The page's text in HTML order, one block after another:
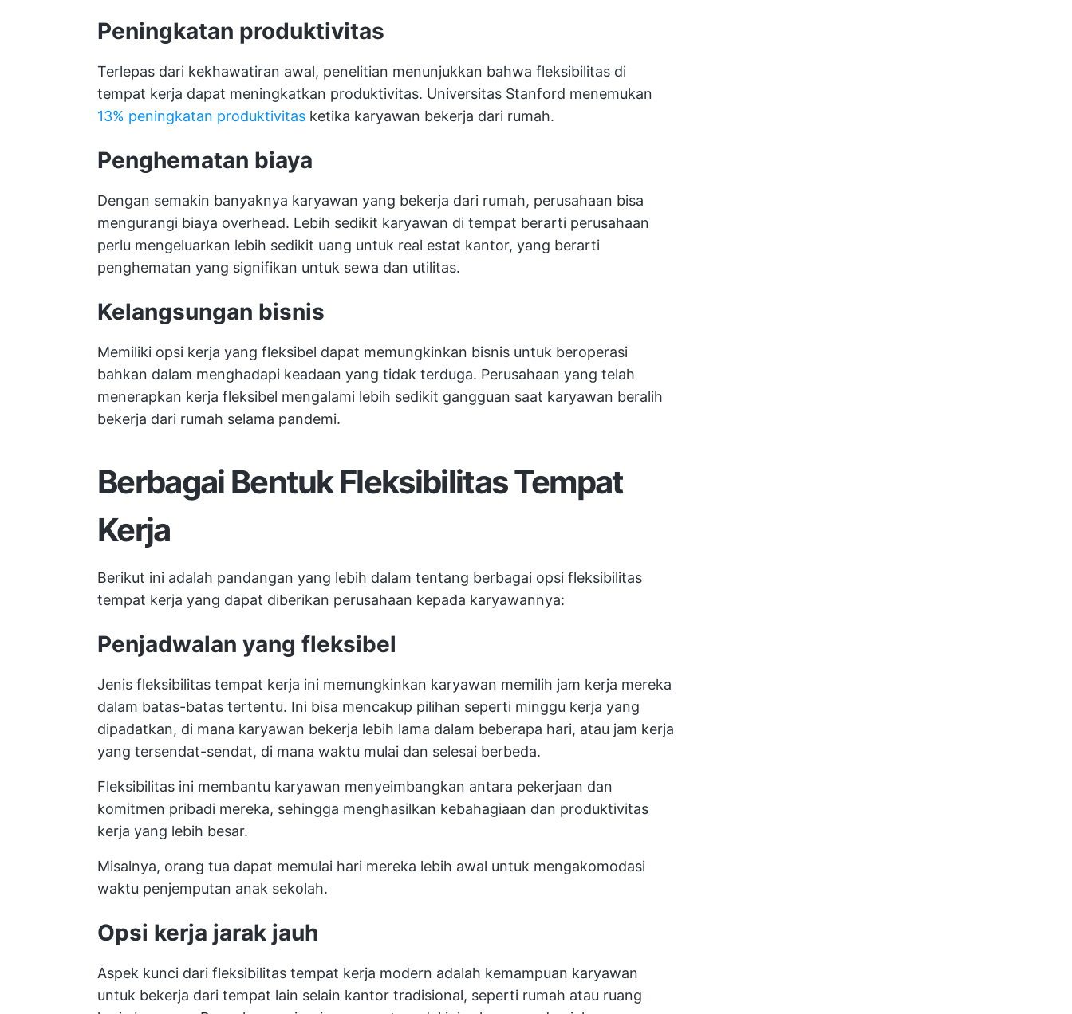
Peningkatan produktivitas
Terlepas dari kekhawatiran awal, penelitian menunjukkan bahwa fleksibilitas di
tempat kerja dapat meningkatkan produktivitas. Universitas Stanford menemukan
13% peningkatan produktivitas ketika karyawan bekerja dari rumah.
Penghematan biaya
Dengan semakin banyaknya karyawan yang bekerja dari rumah, perusahaan bisa
mengurangi biaya overhead. Lebih sedikit karyawan di tempat berarti perusahaan
perlu mengeluarkan lebih sedikit uang untuk real estat kantor, yang berarti
penghematan yang signifikan untuk sewa dan utilitas.
Kelangsungan bisnis
Memiliki opsi kerja yang fleksibel dapat memungkinkan bisnis untuk beroperasi
bahkan dalam menghadapi keadaan yang tidak terduga. Perusahaan yang telah
menerapkan kerja fleksibel mengalami lebih sedikit gangguan saat karyawan beralih
bekerja dari rumah selama pandemi.
Berbagai Bentuk Fleksibilitas Tempat
Kerja
Berikut ini adalah pandangan yang lebih dalam tentang berbagai opsi fleksibilitas
tempat kerja yang dapat diberikan perusahaan kepada karyawannya:
Penjadwalan yang fleksibel
Jenis fleksibilitas tempat kerja ini memungkinkan karyawan memilih jam kerja mereka
dalam batas-batas tertentu. Ini bisa mencakup pilihan seperti minggu kerja yang
dipadatkan, di mana karyawan bekerja lebih lama dalam beberapa hari, atau jam kerja
yang tersendat-sendat, di mana waktu mulai dan selesai berbeda.
Fleksibilitas ini membantu karyawan menyeimbangkan antara pekerjaan dan
komitmen pribadi mereka, sehingga menghasilkan kebahagiaan dan produktivitas
kerja yang lebih besar.
Misalnya, orang tua dapat memulai hari mereka lebih awal untuk mengakomodasi
waktu penjemputan anak sekolah.
Opsi kerja jarak jauh
Aspek kunci dari fleksibilitas tempat kerja modern adalah kemampuan karyawan
untuk bekerja dari tempat lain selain kantor tradisional, seperti rumah atau ruang